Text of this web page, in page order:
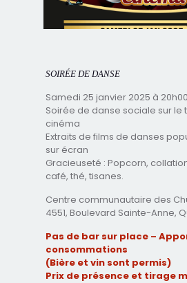
SOIRÉE DE DANSE
Samedi 25 janvier 2025 à 20h00
Soirée de danse sociale sur le
cinéma
Extraits de films de danses
sur écran
Gracieuseté : Popcorn,
café, thé, tisanes.
Centre communautaire des
4551, Boulevard Sainte-Anne,
Pas de bar sur place –
consommations
(Bière et vin sont permis)
Prix de présence et tirage